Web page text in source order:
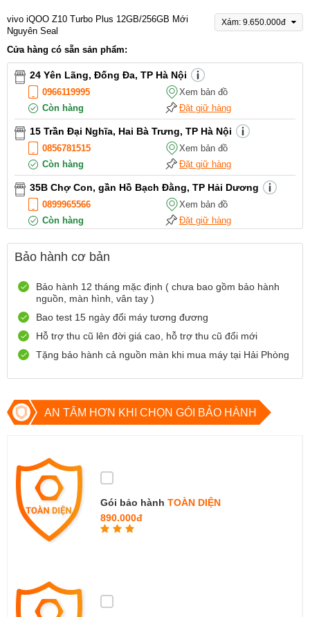
vivo iQOO Z10 Turbo Plus 12GB/256GB Mới
Nguyên Seal
Xám: 9.650.000đ
Cửa hàng có sẵn sản phẩm:
24 Yên Lãng, Đống Đa, TP Hà Nội
0966119995
Xem bản đồ
Còn hàng
Đặt giữ hàng
15 Trần Đại Nghĩa, Hai Bà Trưng, TP Hà Nội
0856781515
Xem bản đồ
Còn hàng
Đặt giữ hàng
35B Chợ Con, gần Hồ Bạch Đằng, TP Hải Dương
0899965566
Xem bản đồ
Còn hàng
Đặt giữ hàng
12 Điện Biên Phủ, TP Hải Phòng
0916551212
Số 72 Trần Thành Ngọ,TP Hải Phòng
0888667272
Xem bản đồ
Còn hàng
Đặt giữ hàng
699 Lê Hồng Phong , Quận 10, TP Hồ Chí Minh
Bảo hành cơ bản
Bảo hành 12 tháng mặc định ( chưa bao gồm bảo hành
nguồn, màn hình, vân tay )
Bao test 15 ngày đổi máy tương đương
Hỗ trợ thu cũ lên đời giá cao, hỗ trợ thu cũ đổi mới
Tặng bảo hành cả nguồn màn khi mua máy tại Hải Phòng
AN TÂM HƠN KHI CHỌN GÓI BẢO HÀNH
Gói bảo hành TOÀN DIỆN
890.000đ